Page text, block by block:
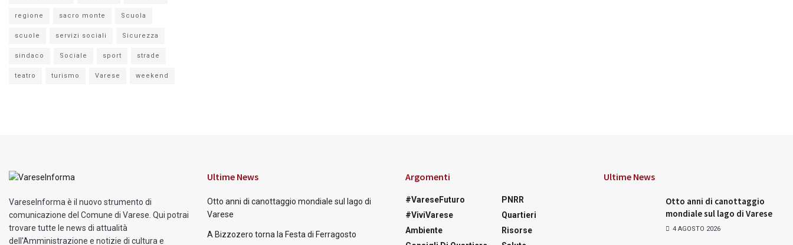
regione sacro monte Scuola
scuole servizi sociali Sicurezza
sindaco Sociale sport strade
teatro turismo Varese weekend
VareseInforma è il nuovo strumento di
comunicazione del Comune di Varese. Qui potrai
trovare tutte le news di attualità
dell'Amministrazione e notizie di cultura e
Ultime News
Otto anni di canottaggio mondiale sul lago di
Varese
A Bizzozero torna la Festa di Ferragosto
Argomenti
#VareseFuturo
#ViviVarese
Ambiente
PNRR
Quartieri
Risorse
Ultime News
Otto anni di canottaggio
mondiale sul lago di Varese
4 AGOSTO 2026